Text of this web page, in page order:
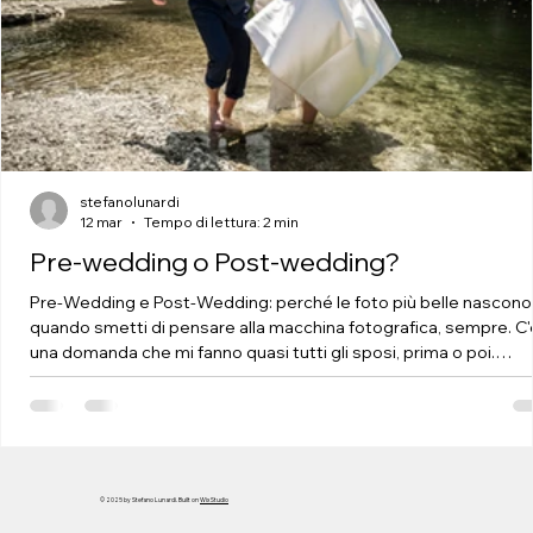
fotografia candid di lusso.
La Grande Illusione (nel
Senso Più Bello del
Termine) Quando guardi
una foto "candid", cosa ti
aspetti? Spontaneità.
Autenticità. Un momento
rubato alla vita c
Pre-wedding o Post-wedding?
Pre-Wedding e Post-Wedding: perché le foto più belle nascono
quando smetti di pensare alla macchina fotografica, sempre.
una domanda che mi fanno quasi tutti gli sposi, prima o poi.
"Stefano, ma noi non siamo molto a nostro agio davanti
all'obiettivo. Ci sentiamo un po' bloccati." E io sorrido. Sempre.
stefanolunardi
12 mar
Tempo di lettura: 2 min
© 2025 by Stefano Lunardi. Built onWix Studio